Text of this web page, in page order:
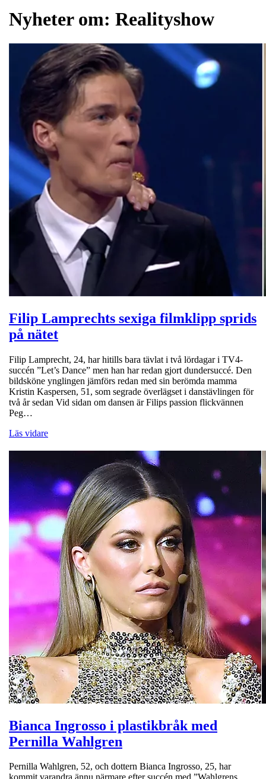
Nyheter om: Realityshow
Filip Lamprechts sexiga filmklipp sprids
på nätet
Filip Lamprecht, 24, har hitills bara tävlat i två lördagar i TV4-
succén ”Let’s Dance” men han har redan gjort dundersuccé. Den
bildsköne ynglingen jämförs redan med sin berömda mamma
Kristin Kaspersen, 51, som segrade överlägset i danstävlingen för
två år sedan Vid sidan om dansen är Filips passion flickvännen
Peg…
Läs vidare
Bianca Ingrosso i plastikbråk med
Pernilla Wahlgren
Pernilla Wahlgren, 52, och dottern Bianca Ingrosso, 25, har